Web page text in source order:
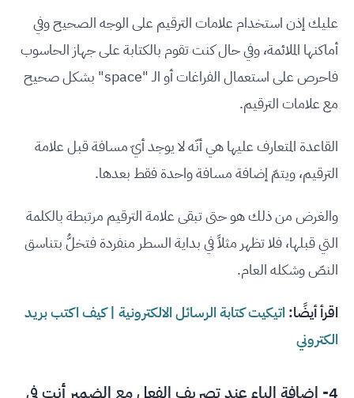
عليك إذن استخدام علامات الترقيم على الوجه الصحيح وفي
أماكنها الملائمة، وفي حال كنت تقوم بالكتابة على جهاز الحاسوب
فاحرص على استعمال الفراغات أو الـ "space" بشكل صحيح
مع علامات الترقيم.
القاعدة المتعارف عليها هي أنّه لا يوجد أيّ مسافة قبل علامة
الترقيم، ويتمّ إضافة مسافة واحدة فقط بعدها.
والغرض من ذلك هو حتى تبقى علامة الترقيم مرتبطة بالكلمة
التي قبلها، فلا تظهر مثلاً في بداية السطر منفردة فتخلُّ بتناسق
النصّ وشكله العام.
اقرأ أيضًا: اتيكيت كتابة الرسائل الالكترونية | كيف اكتب بريد
الكتروني
4- إضافة الياء عند تصريف الفعل مع الضمير أنتِ في